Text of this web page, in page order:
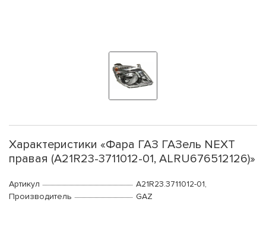
Характеристики «Фара ГАЗ ГАЗель NEXT
правая (А21R23-3711012-01, ALRU676512126)»
Артикул
А21R23.3711012-01,
Производитель
GAZ